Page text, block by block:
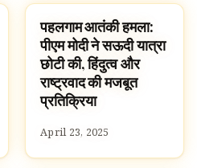
HINDUISM
पहलगाम आतंकी हमला:
पीएम मोदी ने सऊदी यात्रा
छोटी की, हिंदुत्व और
राष्ट्रवाद की मजबूत
प्रतिक्रिया
April 23, 2025